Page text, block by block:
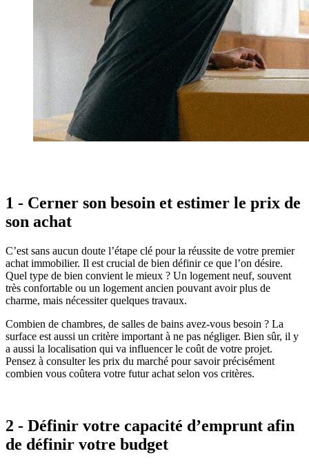
1 - Cerner son besoin et estimer le prix de
son achat
C’est sans aucun doute l’étape clé pour la réussite de votre premier
achat immobilier. Il est crucial de bien définir ce que l’on désire.
Quel type de bien convient le mieux ? Un logement neuf, souvent
très confortable ou un logement ancien pouvant avoir plus de
charme, mais nécessiter quelques travaux.
Combien de chambres, de salles de bains avez-vous besoin ? La
surface est aussi un critère important à ne pas négliger. Bien sûr, il y
a aussi la localisation qui va influencer le coût de votre projet.
Pensez à consulter les prix du marché pour savoir précisément
combien vous coûtera votre futur achat selon vos critères.
2 - Définir votre capacité d’emprunt afin
de définir votre budget